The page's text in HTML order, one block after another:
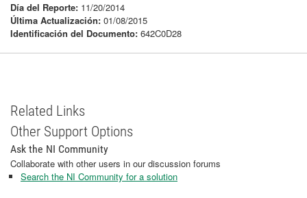
Día del Reporte: 11/20/2014
Última Actualización: 01/08/2015
Identificación del Documento: 642C0D28
Related Links
Other Support Options
Ask the NI Community
Collaborate with other users in our discussion forums
Search the NI Community for a solution